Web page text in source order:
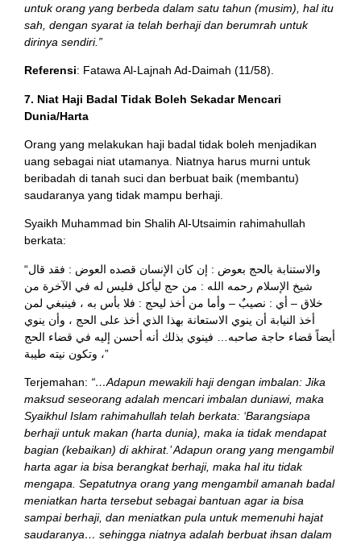
untuk orang yang berbeda dalam satu tahun (musim), hal itu
sah, dengan syarat ia telah berhaji dan berumrah untuk
dirinya sendiri.”
Referensi: Fatawa Al-Lajnah Ad-Daimah (11/58).
7. Niat Haji Badal Tidak Boleh Sekadar Mencari
Dunia/Harta
Orang yang melakukan haji badal tidak boleh menjadikan
uang sebagai niat utamanya. Niatnya harus murni untuk
beribadah di tanah suci dan berbuat baik (membantu)
saudaranya yang tidak mampu berhaji.
Syaikh Muhammad bin Shalih Al-Utsaimin rahimahullah
berkata:
“والاستنابة بالحج بعوض : إن كان الإنسان قصده العوض : فقد قال
شيخ الإسلام رحمه الله : من حج ليأكل فليس له في الآخرة من
خلاق – أي : نصيبٌ – وأما من أخذ ليحج : فلا بأس به ، فينبغي لمن
أخذ النيابة أن ينوي الاستعانة بهذا الذي أخذ على الحج ، وأن ينوي
أيضاً قضاء حاجة صاحبه… فينوي بذلك أنه أحسن إليه في قضاء الحج
، وتكون نيته طيبة”
Terjemahan: “…Adapun mewakili haji dengan imbalan: Jika
maksud seseorang adalah mencari imbalan duniawi, maka
Syaikhul Islam rahimahullah telah berkata: ‘Barangsiapa
berhaji untuk makan (harta dunia), maka ia tidak mendapat
bagian (kebaikan) di akhirat.’ Adapun orang yang mengambil
harta agar ia bisa berangkat berhaji, maka hal itu tidak
mengapa. Sepatutnya orang yang mengambil amanah badal
meniatkan harta tersebut sebagai bantuan agar ia bisa
sampai berhaji, dan meniatkan pula untuk memenuhi hajat
saudaranya… sehingga niatnya adalah berbuat ihsan dalam